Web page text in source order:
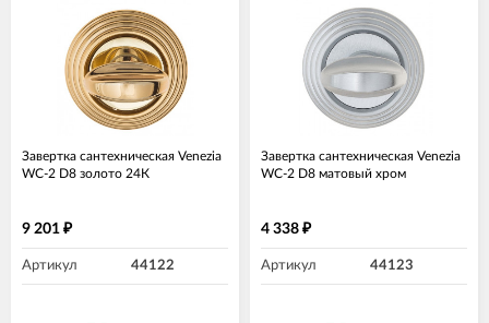
Завертка сантехническая Venezia
WC-2 D8 золото 24К
9 201 ₽
Артикул 44122
Завертка сантехническая Venezia
WC-2 D8 матовый хром
4 338 ₽
Артикул 44123